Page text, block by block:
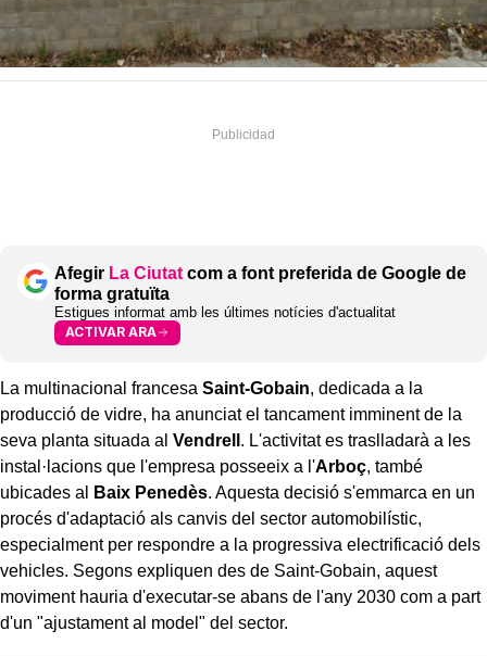
Afegir La Ciutat com a font preferida de Google de
forma gratuïta
Estigues informat amb les últimes notícies d'actualitat
ACTIVAR ARA
La multinacional francesa Saint-Gobain, dedicada a la
producció de vidre, ha anunciat el tancament imminent de la
seva planta situada al Vendrell . L'activitat es traslladarà a les
instal·lacions que l'empresa posseeix a l'Arboç, també
ubicades al
Baix Penedès. Aquesta decisió s'emmarca en un
procés d'adaptació als canvis del sector automobilístic,
especialment per respondre a la progressiva electrificació dels
vehicles. Segons expliquen des de Saint-Gobain, aquest
moviment hauria d'executar-se abans de l'any 2030 com a part
d'un "ajustament al model" del sector.